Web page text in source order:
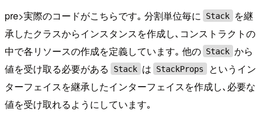
pre>実際のコードがこちらです｡ 分割単位毎に Stack
を継
承したクラスからインスタンスを作成し､コンストラクトの
中で各リソースの作成を定義しています｡ 他の Stack から
値を受け取る必要がある
Stack は StackProps
というイン
ターフェイスを継承したインターフェイスを作成し､必要な
値を受け取れるようにしています｡